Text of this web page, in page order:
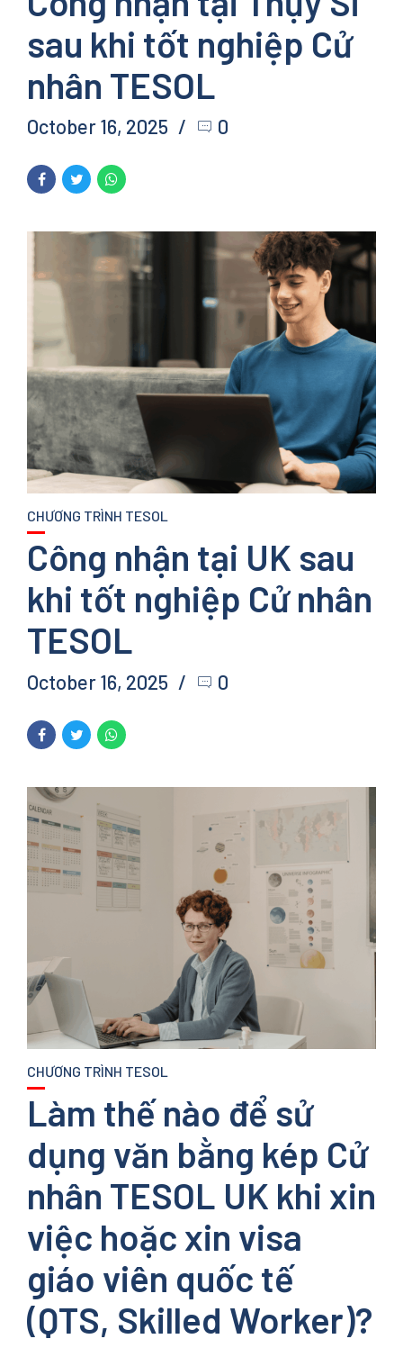
sau khi tốt nghiệp Cử
nhân TESOL
October 16, 2025 0
CHƯƠNG TRÌNH TESOL
Công nhận tại UK sau
khi tốt nghiệp Cử nhân
TESOL
October 16, 2025 0
CHƯƠNG TRÌNH TESOL
Làm thế nào để sử
dụng văn bằng kép Cử
nhân TESOL UK khi xin
việc hoặc xin visa
giáo viên quốc tế
(QTS, Skilled Worker)?